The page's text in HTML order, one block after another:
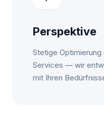
Perspektive
Stetige
Services — wir
mit Ihren